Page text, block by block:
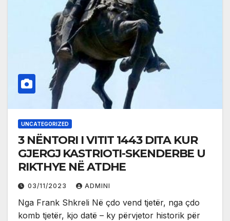
UNCATEGORIZED
3 NËNTORI I VITIT 1443 DITA KUR
GJERGJ KASTRIOTI-SKENDERBE U
RIKTHYE NË ATDHE
03/11/2023 ADMINI
Nga Frank Shkreli Në çdo vend tjetër, nga çdo
komb tjetër, kjo datë – ky përvjetor historik për